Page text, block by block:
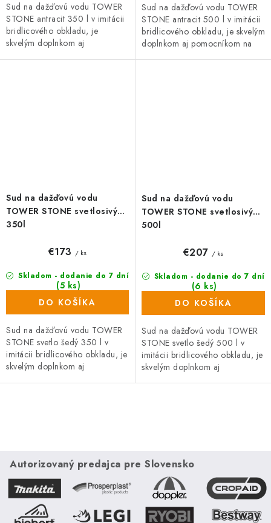
Sud na dažďovú vodu TOWER
STONE antracit 350 l v imitácii
bridlicového obkladu, je
skvelým doplnkom aj
Sud na dažďovú vodu TOWER
STONE antracit 500 l v imitácii
bridlicového obkladu, je skvelým
doplnkom aj pomocníkom na
Sud na dažďovú vodu
TOWER STONE svetlosivý
350l
Skladom - dodanie do 7 dní
(5 ks)
€173 / ks
DO KOŠÍKA
Sud na dažďovú vodu TOWER
STONE svetlo šedý 350 l v
imitácii bridlicového obkladu, je
skvelým doplnkom aj
Sud na dažďovú vodu
TOWER STONE svetlosivý
500l
Skladom - dodanie do 7 dní
(6 ks)
€207 / ks
DO KOŠÍKA
Sud na dažďovú vodu TOWER
STONE svetlo šedý 500 l v
imitácii bridlicového obkladu, je
skvelým doplnkom aj
á
d
a
Autorizovaný predajca pre Slovensko